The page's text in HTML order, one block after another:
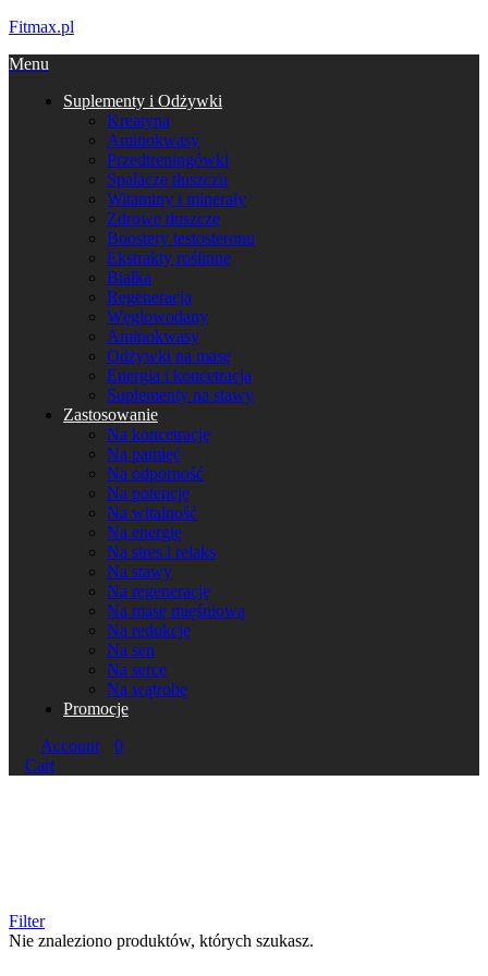
Fitmax.pl
Menu
Suplementy i Odżywki
Kreatyna
Aminokwasy
Przedtreningówki
Spalacze tłuszczu
Witaminy i minerały
Zdrowe tłuszcze
Boostery testosteronu
Ekstrakty roślinne
Białka
Regeneracja
Węglowodany
Aminokwasy
Odżywki na masę
Energia i koncetracja
Suplementy na stawy
Zastosowanie
Na koncetrację
Na pamięć
Na odporność
Na potencję
Na witalność
Na energię
Na stres i relaks
Na stawy
Na regenerację
Na masę mięśniową
Na redukcję
Na sen
Na serce
Na wątrobę
Promocje
Account
0
Cart
Filter
Nie znaleziono produktów, których szukasz.